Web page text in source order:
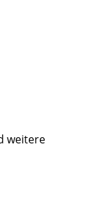
weitere